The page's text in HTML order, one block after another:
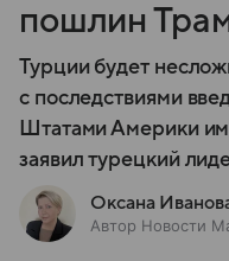
пошлин
Турции будет
с последствиями
Штатами Америки
заявил турецкий
Оксана
Автор Новости